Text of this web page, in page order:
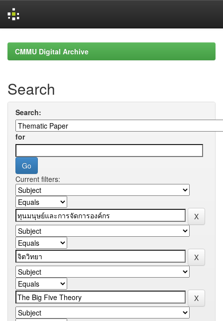
navigationCMMU Digital Archive
Search
Search:
for
Current filters: